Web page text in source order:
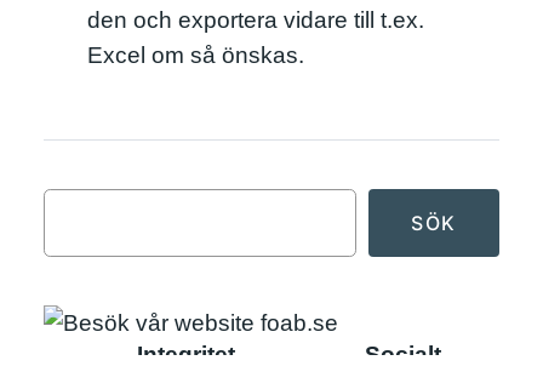
den och exportera vidare till t.ex.
Excel om så önskas.
SÖK
Integritet Socialt